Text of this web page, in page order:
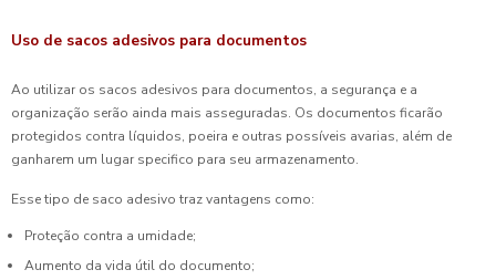
Uso de sacos adesivos para documentos
Ao utilizar os sacos adesivos para documentos, a segurança e a
organização serão ainda mais asseguradas. Os documentos ficarão
protegidos contra líquidos, poeira e outras possíveis avarias, além de
ganharem um lugar specifico para seu armazenamento.
Esse tipo de saco adesivo traz vantagens como:
Proteção contra a umidade;
Aumento da vida útil do documento;